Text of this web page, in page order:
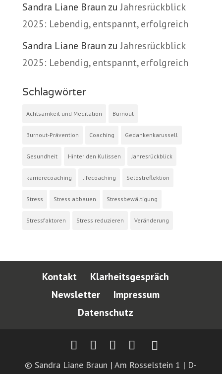
Sandra Liane Braun zuJahresrückblick
2025: Lebendig, entspannt, erfolgreich
Sandra Liane Braun zuJahresrückblick
2025: Lebendig, entspannt, erfolgreich
Schlagwörter
Achtsamkeit und Meditation Burnout
Burnout-Prävention Coaching Gedankenkarussell
Gesundheit Hinter den Kulissen Jahresrückblick
karrierecoaching lifecoaching Selbstreflektion
Stress Stress abbauen Stressbewältigung
Stressfaktoren Stress reduzieren Veränderung
Kontakt
Klarheitsgespräch
Newsletter
Impressum
Datenschutz
© Sandra Liane Braun | Am Rosselstein 1 | D-